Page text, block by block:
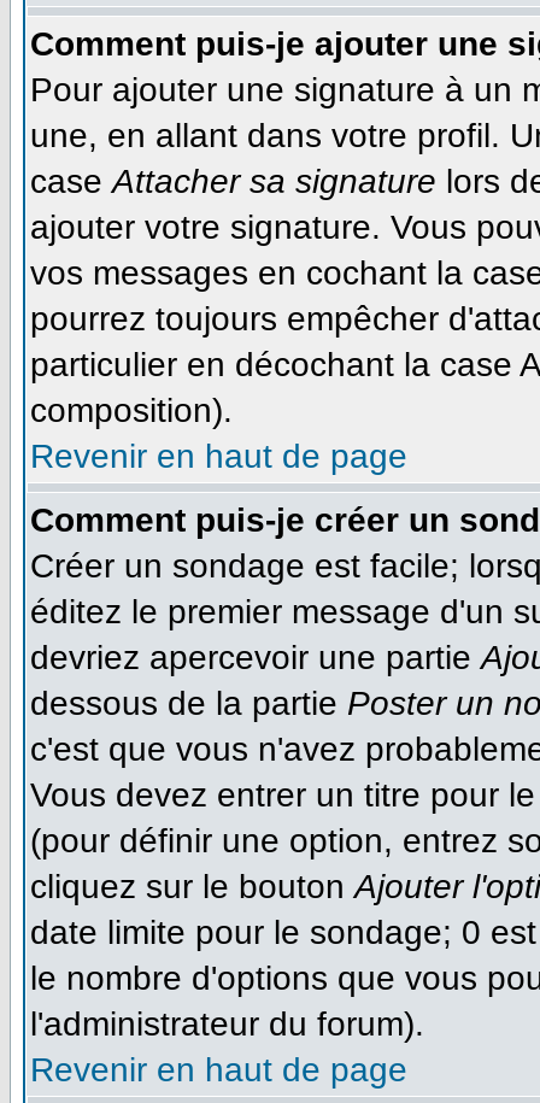
Comment puis-je ajouter une
Pour ajouter une signature à un
une, en allant dans votre profil.
caseAttacher sa signature lors
ajouter votre signature. Vous
vos messages en cochant la
pourrez toujours empêcher
particulier en décochant la case
composition).
Revenir en haut de page
Comment puis-je créer un
Créer un sondage est facile;
éditez le premier message d'un
devriez apercevoir une partie
dessous de la partie Poster un
c'est que vous n'avez
Vous devez entrer un titre pour
(pour définir une option, entrez
cliquez sur le boutonAjouter
date limite pour le sondage; 0
le nombre d'options que vous
l'administrateur du forum).
Revenir en haut de page